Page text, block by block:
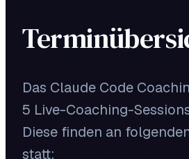
Das Claude Code
5 Live-Coaching-
Diese finden an
statt: